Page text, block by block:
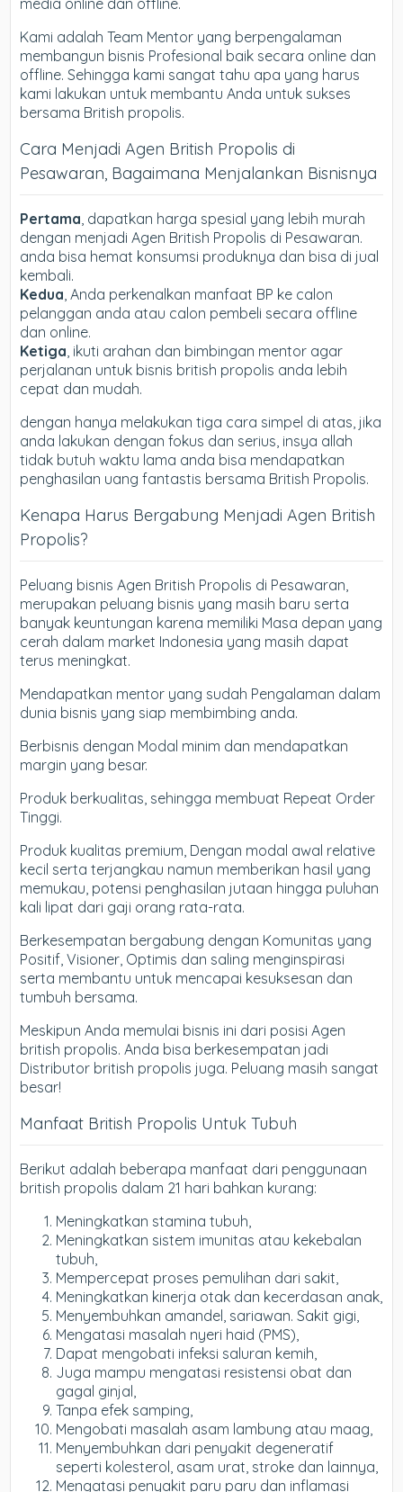
media online dan offline.
Kami adalah Team Mentor yang berpengalaman
membangun bisnis Profesional baik secara online dan
offline. Sehingga kami sangat tahu apa yang harus
kami lakukan untuk membantu Anda untuk sukses
bersama British propolis.
Cara Menjadi Agen British Propolis di
Pesawaran, Bagaimana Menjalankan Bisnisnya
Pertama, dapatkan harga spesial yang lebih murah
dengan menjadi Agen British Propolis di Pesawaran.
anda bisa hemat konsumsi produknya dan bisa di jual
kembali.
Kedua, Anda perkenalkan manfaat BP ke calon
pelanggan anda atau calon pembeli secara offline
dan online.
Ketiga, ikuti arahan dan bimbingan mentor agar
perjalanan untuk bisnis british propolis anda lebih
cepat dan mudah.
dengan hanya melakukan tiga cara simpel di atas, jika
anda lakukan dengan fokus dan serius, insya allah
tidak butuh waktu lama anda bisa mendapatkan
penghasilan uang fantastis bersama British Propolis.
Kenapa Harus Bergabung Menjadi Agen British
Propolis?
Peluang bisnis Agen British Propolis di Pesawaran,
merupakan peluang bisnis yang masih baru serta
banyak keuntungan karena memiliki Masa depan yang
cerah dalam market Indonesia yang masih dapat
terus meningkat.
Mendapatkan mentor yang sudah Pengalaman dalam
dunia bisnis yang siap membimbing anda.
Berbisnis dengan Modal minim dan mendapatkan
margin yang besar.
Produk berkualitas, sehingga membuat Repeat Order
Tinggi.
Produk kualitas premium, Dengan modal awal relative
kecil serta terjangkau namun memberikan hasil yang
memukau, potensi penghasilan jutaan hingga puluhan
kali lipat dari gaji orang rata-rata.
Berkesempatan bergabung dengan Komunitas yang
Positif, Visioner, Optimis dan saling menginspirasi
serta membantu untuk mencapai kesuksesan dan
tumbuh bersama.
Meskipun Anda memulai bisnis ini dari posisi Agen
british propolis. Anda bisa berkesempatan jadi
Distributor british propolis juga. Peluang masih sangat
besar!
Manfaat British Propolis Untuk Tubuh
Berikut adalah beberapa manfaat dari penggunaan
british propolis dalam 21 hari bahkan kurang:
Meningkatkan stamina tubuh,
Meningkatkan sistem imunitas atau kekebalan
tubuh,
Mempercepat proses pemulihan dari sakit,
Meningkatkan kinerja otak dan kecerdasan anak,
Menyembuhkan amandel, sariawan. Sakit gigi,
Mengatasi masalah nyeri haid (PMS),
Dapat mengobati infeksi saluran kemih,
Juga mampu mengatasi resistensi obat dan
gagal ginjal,
Tanpa efek samping,
Mengobati masalah asam lambung atau maag,
Menyembuhkan dari penyakit degeneratif
seperti kolesterol, asam urat, stroke dan lainnya,
Mengatasi penyakit paru paru dan inflamasi